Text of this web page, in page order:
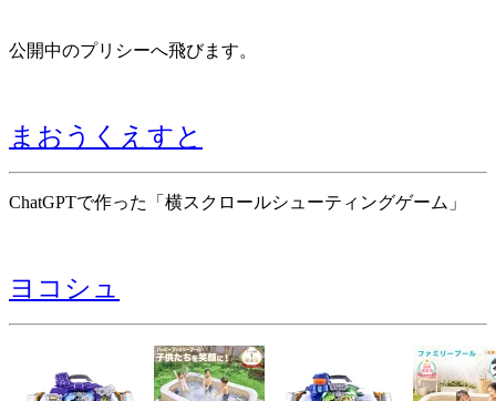
公開中のプリシーへ飛びます。
まおうくえすと
ChatGPTで作った「横スクロールシューティングゲーム」
ヨコシュ